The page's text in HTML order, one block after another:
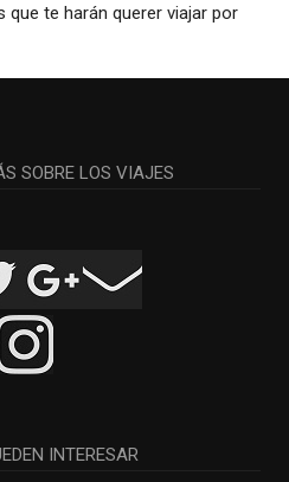
te harán querer viajar por
SOBRE LOS VIAJES
INTERESAR